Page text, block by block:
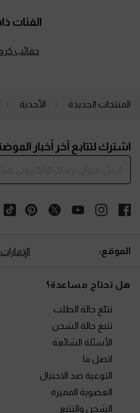
الفئات
حقائب
المنتجات الجديدة الأحذية
اشترك لتتابع آخر أخبار
الموقع:
هل تحتاج مساعدة؟
تتبّع حالة الطلب
تتبع حالة الشحن
الأسئلة الشائعة
اتصل بنا
التوعية ضد الاحتيال
العضوية المميزة
الشحن والتتبع